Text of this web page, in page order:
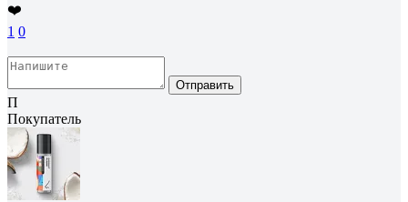
❤️
1 0
Отправить
П
Покупатель